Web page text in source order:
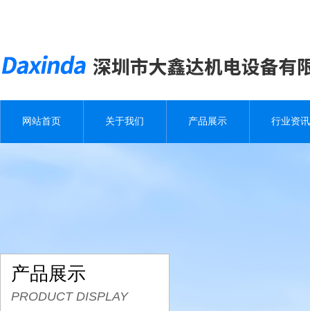
网站首页 关于我们 产品展示 行业资讯
产品展示
PRODUCT DISPLAY